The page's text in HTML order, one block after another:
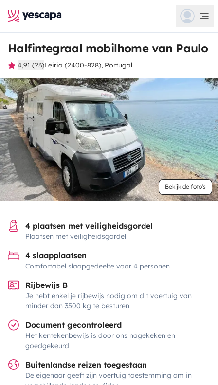
Halfintegraal mobilhome van Paulo
4,91 (23)Leiria (2400-828), Portugal
Bekijk de foto's
4 plaatsen met veiligheidsgordel
Plaatsen met veiligheidsgordel
4 slaapplaatsen
Comfortabel slaapgedeelte voor 4 personen
Rijbewijs B
Je hebt enkel je rijbewijs nodig om dit voertuig van
minder dan 3500 kg te besturen
Document gecontroleerd
Het kentekenbewijs is door ons nagekeken en
goedgekeurd
Buitenlandse reizen toegestaan
De eigenaar geeft zijn voertuig toestemming om in